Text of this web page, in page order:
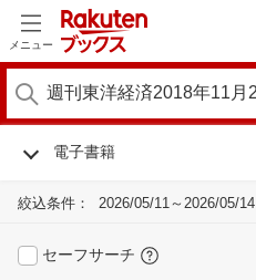
メニュー
電子書籍
絞込条件： 2026/05/11～2026/05/14
セーフサーチ